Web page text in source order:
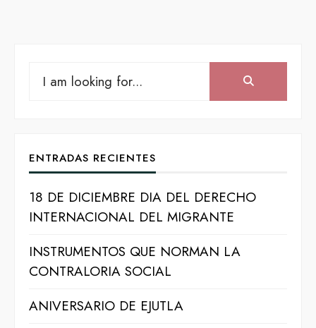
Search
ENTRADAS RECIENTES
18 DE DICIEMBRE DIA DEL DERECHO
INTERNACIONAL DEL MIGRANTE
INSTRUMENTOS QUE NORMAN LA
CONTRALORIA SOCIAL
ANIVERSARIO DE EJUTLA